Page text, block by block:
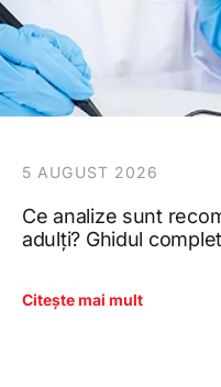
5 AUGUST 2026
Ce analize sunt
adulți? Ghidul
Citește mai mult